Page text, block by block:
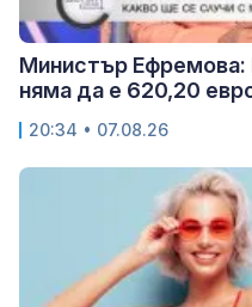
Министър Ефремова:
няма да е 620,20
20:34 • 07.08.26